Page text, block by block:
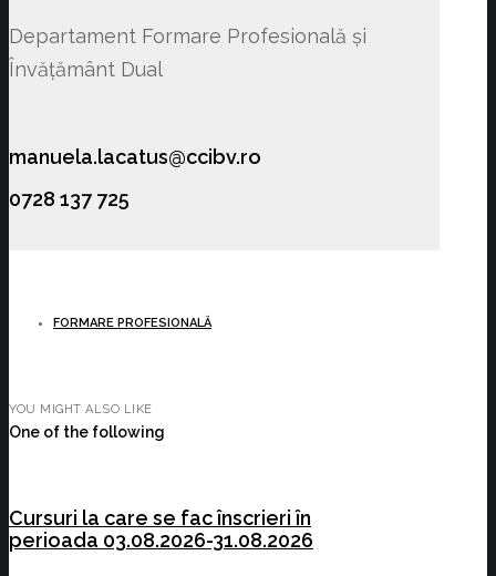
Departament Formare Profesională și
Învățământ Dual
manuela.lacatus@ccibv.ro
0728 137 725
FORMARE PROFESIONALĂ
YOU MIGHT ALSO LIKE
One of the following
Cursuri la care se fac înscrieri în
perioada 03.08.2026-31.08.2026